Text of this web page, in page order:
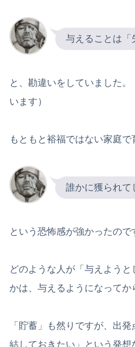
与えることは「
と、勘違いをしていました
います）
もともと裕福ではない家庭で
誰かに獲られて
という恐怖感が強かったので
どのような人が「与えよう
かは、与えるようになってか
「貯蓄」も然りですが、出
結しておきたい」という発想